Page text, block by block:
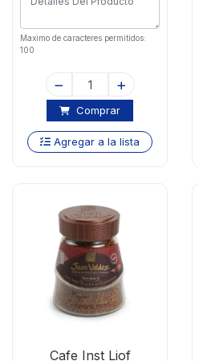
Maximo de caracteres permitidos:
100
Comprar
Agregar a la lista
Cafe Inst Liof